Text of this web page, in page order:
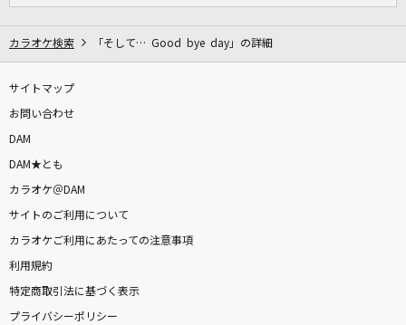
カラオケ検索 「そして… Good bye day」の詳細
サイトマップ
お問い合わせ
DAM
DAM★とも
カラオケ＠DAM
サイトのご利用について
カラオケご利用にあたっての注意事項
利用規約
特定商取引法に基づく表示
プライバシーポリシー